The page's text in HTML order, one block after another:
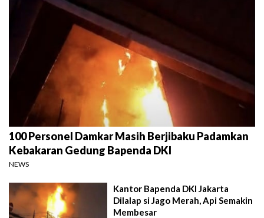
100 Personel Damkar Masih Berjibaku Padamkan
Kebakaran Gedung Bapenda DKI
NEWS
Kantor Bapenda DKI Jakarta
Dilalap si Jago Merah, Api Semakin
Membesar